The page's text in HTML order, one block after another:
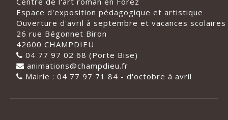
Espace d'exposition pédagogique et artistique
Ouverture d'avril à septembre et vacances scolaires
26 rue Bégonnet Biron
42600 CHAMPDIEU
04 77 97 02 68 (Porte Bise)
animations@champdieu.fr
Mairie : 04 77 97 71 84 - d'octobre à avril